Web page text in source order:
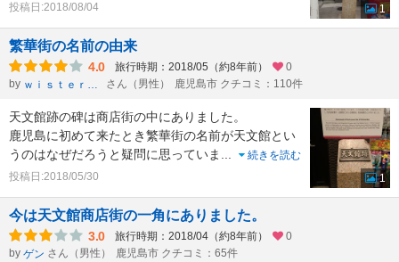
投稿日:2018/08/04
1
繁華街の名前の由来
4.0 旅行時期：2018/05（約8年前）
0
by
ｗｉｓｔｅｒｉａ さん（男性） 鹿児島市 クチコミ：110件
天文館跡の碑は商店街の中にありました。
鹿児島に初めて来たとき繁華街の名前が天文館とい
うのはなぜだろうと疑問に思っていま ...
続きを読む
投稿日:2018/05/30
1
今は天文館商店街の一角にありました。
3.0 旅行時期：2018/04（約8年前）
0
by ゲン さん（男性） 鹿児島市 クチコミ：65件